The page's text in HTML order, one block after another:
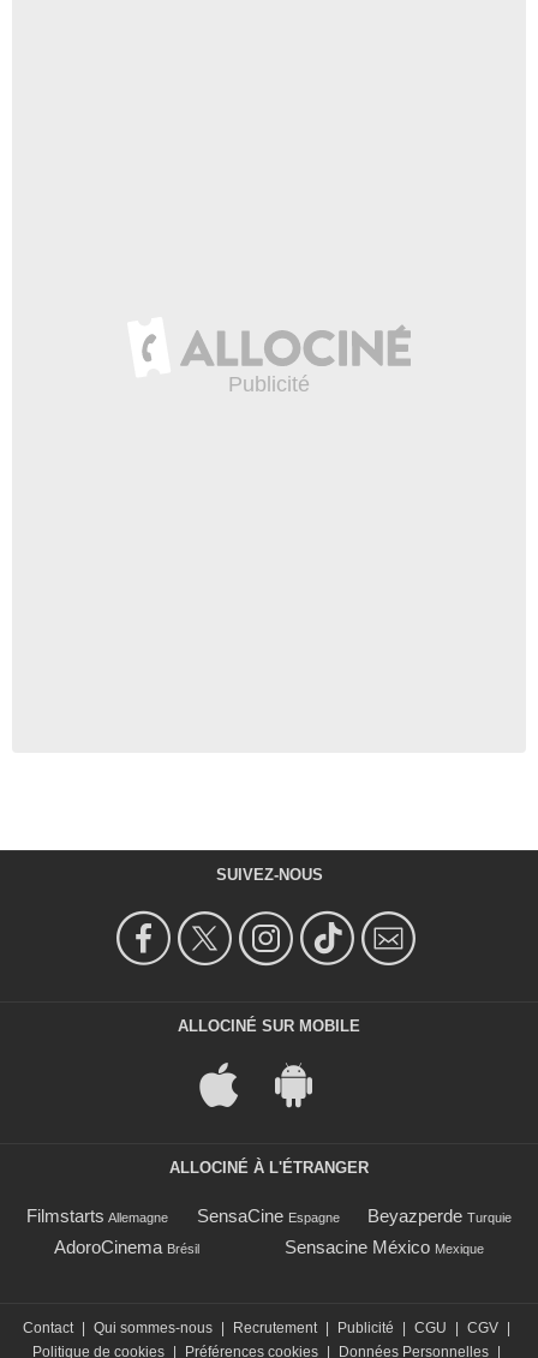
SUIVEZ-NOUS
ALLOCINÉ SUR MOBILE
ALLOCINÉ À L'ÉTRANGER
Filmstarts Allemagne SensaCine Espagne Beyazperde Turquie
AdoroCinema Brésil Sensacine México Mexique
Contact Qui sommes-nous Recrutement Publicité CGU CGV
Politique de cookies
Préférences cookies Données Personnelles